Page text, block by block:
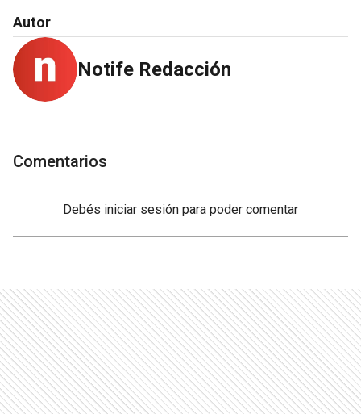
Autor
Notife Redacción
Comentarios
Debés iniciar sesión para poder comentar